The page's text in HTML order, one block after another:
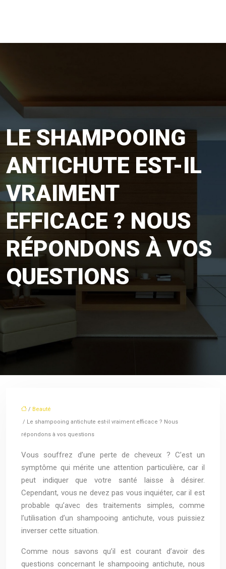
LE SHAMPOOING
ANTICHUTE EST-IL
VRAIMENT
EFFICACE ? NOUS
RÉPONDONS À VOS
QUESTIONS
/ Beauté
/ Le shampooing antichute est-il vraiment efficace ? Nous
répondons à vos questions
Vous souffrez d’une perte de cheveux ? C’est un
symptôme qui mérite une attention particulière, car il
peut indiquer que votre santé laisse à désirer.
Cependant, vous ne devez pas vous inquiéter, car il est
probable qu’avec des traitements simples, comme
l’utilisation d’un shampooing antichute, vous puissiez
inverser cette situation.
Comme nous savons qu’il est courant d’avoir des
questions concernant le shampooing antichute, nous